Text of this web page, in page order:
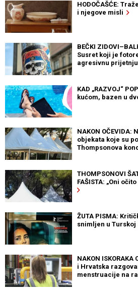
HODOČAŠĆE:
i njegove misli
BEČKI
Susret koji je
agresivnu prijetnju
KAD „RAZVOJ“
kućom, bazen u
NAKON
objekata koje su
Thompsonova
THOMPSONOVI
FAŠISTA: „Oni
ŽUTA PISMA:
snimljen u Turskoj
NAKON ISKORAKA
i Hrvatska
menstruacije na